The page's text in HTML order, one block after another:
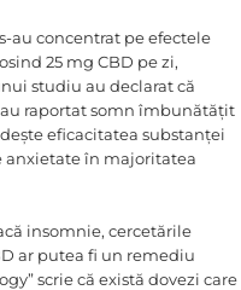
au concentrat pe efectele
25 mg CBD pe zi,
studiu au declarat că
raportat somn îmbunătățit
eficacitatea substanței
anxietate în majoritatea
insomnie, cercetările
ar putea fi un remediu
scrie că există dovezi care